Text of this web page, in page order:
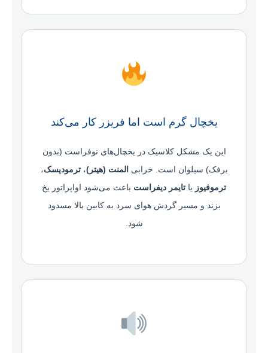
یخچال گرم است اما فریزر کار می‌کند
این یک مشکل کلاسیک در یخچال‌های نوفراست (بدون
برفک) سیلوان است. خرابی المنت (هیتر)،ترمودیسک،
ترموفیوز یا تایمر دیفراست باعث می‌شود اواپراتور یخ
بزند و مسیر گردش هوای سرد به کابین بالا مسدود
شود.